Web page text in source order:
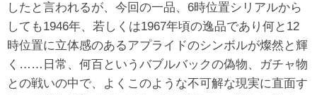
したと言われるが、今回の一品、6時位置シリアルから
しても1946年、若しくは1967年頃の逸品であり何と12
時位置に立体感のあるアプライドのシンボルが燦然と輝
く……日常、何百というバブルバックの偽物、ガチャ物
との戦いの中で、よくこのような不可解な現実に直面す